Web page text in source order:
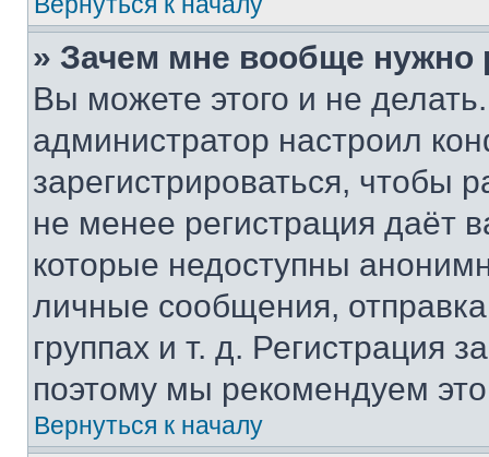
» Зачем мне вообще нужно
Вы можете этого и не
администратор настроил
зарегистрироваться, чтобы
не менее регистрация даёт
которые недоступны
личные сообщения,
группах и т. д. Регистрация
поэтому мы рекомендуем
Вернуться к началу